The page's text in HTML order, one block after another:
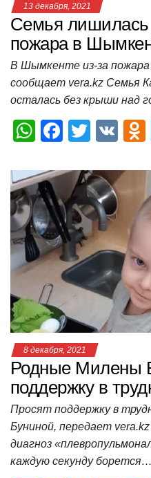
13 декабря, 2021
Семья лишилась
пожара в
В Шымкенте из-за пожара
сообщает vera.kz Семья
осталась без крыши над
W
at
s
A
p
p
F
c
e
b
o
o
k
T
tt
er
V
8 декабря, 2021
Родные Милены
поддержку в
Просят поддержку в
Буниной, передает
диагноз
каждую секунду борется…